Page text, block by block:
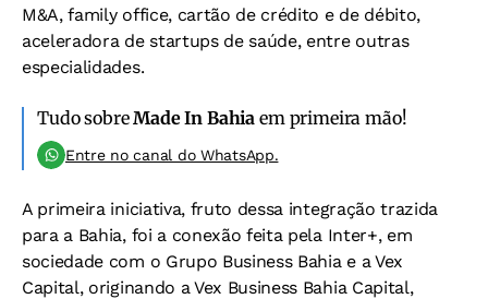
M&A, family office, cartão de crédito e de débito,
aceleradora de startups de saúde, entre outras
especialidades.
Tudo sobreMade In Bahia em primeira mão!
Entre no canal do WhatsApp.
A primeira iniciativa, fruto dessa integração trazida
para a Bahia, foi a conexão feita pela Inter+, em
sociedade com o Grupo Business Bahia e a Vex
Capital, originando a Vex Business Bahia Capital,